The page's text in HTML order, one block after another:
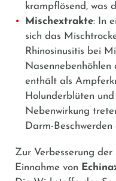
krampflösend, was
Mischextrakte: In
sich das
Rhinosinusitis bei
Nasennebenhöhlen
enthält als
Holunderblüten
Nebenwirkung
Darm-Beschwerden
Zur Verbesserung
Einnahme von